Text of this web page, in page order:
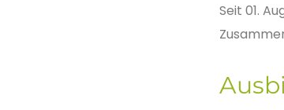
Seit 01.